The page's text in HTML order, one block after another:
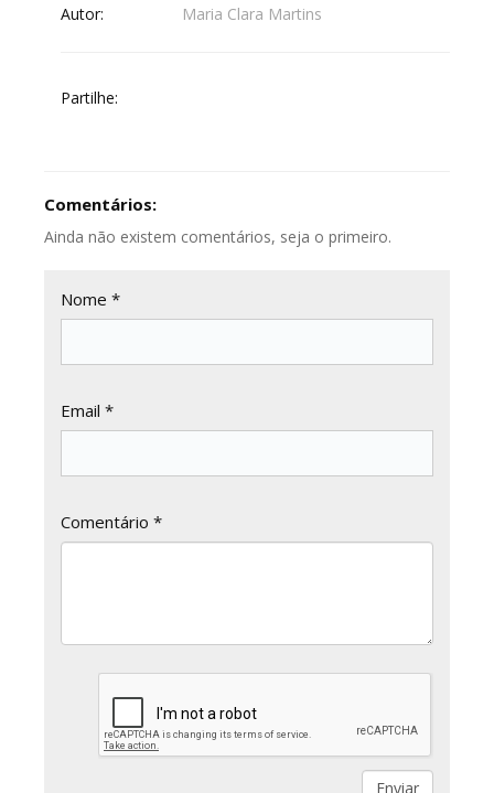
Autor:
Maria Clara Martins
Partilhe:
Comentários:
Ainda não existem comentários, seja o primeiro.
Nome *
Email *
Comentário *